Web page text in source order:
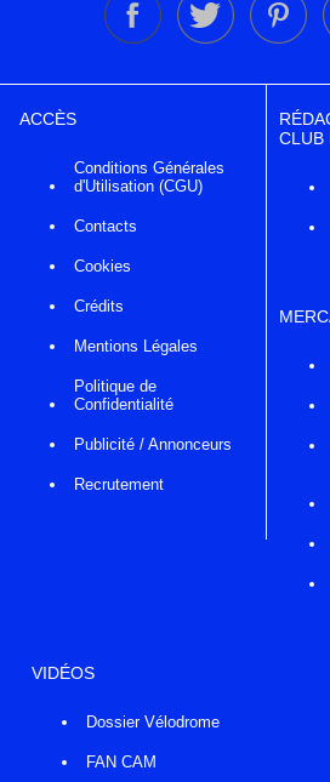
ACCÈS
Conditions Générales
d'Utilisation (CGU)
Contacts
Cookies
Crédits
Mentions Légales
Politique de
Confidentialité
Publicité / Annonceurs
Recrutement
CLUB
VIDÉOS
Dossier Vélodrome
FAN CAM